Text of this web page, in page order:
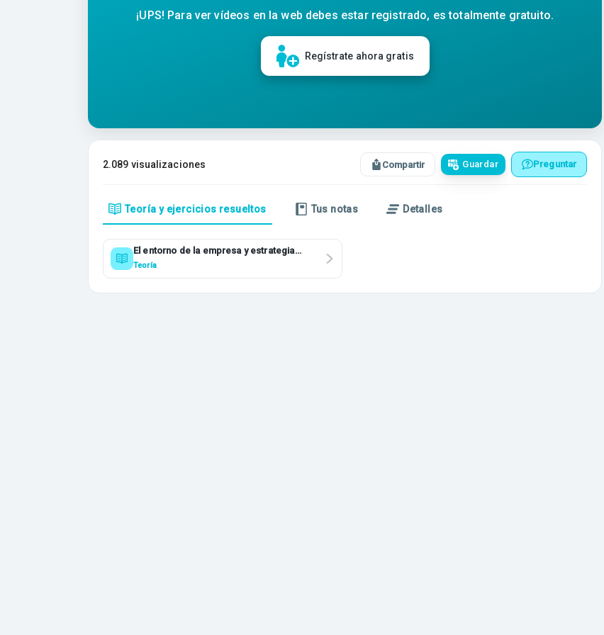
¡UPS! Para ver vídeos en la web debes estar registrado, es totalmente gratuito.
Regístrate ahora gratis
2.089 visualizaciones Compartir Guardar Preguntar
Teoría y ejercicios resueltos Tus notas Detalles
El entorno de la empresa y estrategia
empresarial
Teoría